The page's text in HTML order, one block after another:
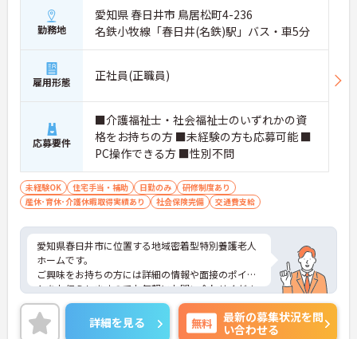
勤務地
愛知県 春日井市 鳥居松町4-236
名鉄小牧線「春日井(名鉄)駅」バス・車5分
雇用形態 正社員(正職員)
応募要件
■介護福祉士・社会福祉士のいずれかの資
格をお持ちの方 ■未経験の方も応募可能 ■
PC操作できる方 ■性別不問
未経験OK 住宅手当・補助 日勤のみ
研修制度あり
産休･育休･介護休暇取得実績あり
社会保険完備 交通費支給
愛知県春日井市に位置する地域密着型特別養護老人
ホームです。
ご興味をお持ちの方には詳細の情報や面接のポイン
トをお伝えしますのでお気軽にお問い合わせくださ
いませ。
詳細を見る 無料
最新の募集状況を問
い合わせる